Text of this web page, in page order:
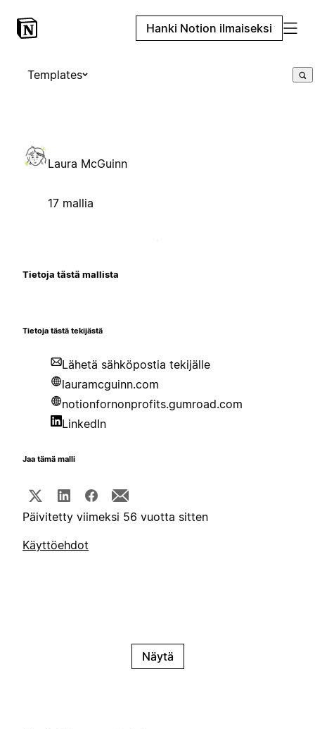
Hanki Notion ilmaiseksi
Templates
Laura McGuinn
17 mallia
Tietoja tästä mallista
Tietoja tästä tekijästä
Lähetä sähköpostia tekijälle
lauramcguinn.com
notionfornonprofits.gumroad.com
LinkedIn
Jaa tämä malli
Päivitetty viimeksi 56 vuotta sitten
Käyttöehdot
Näytä